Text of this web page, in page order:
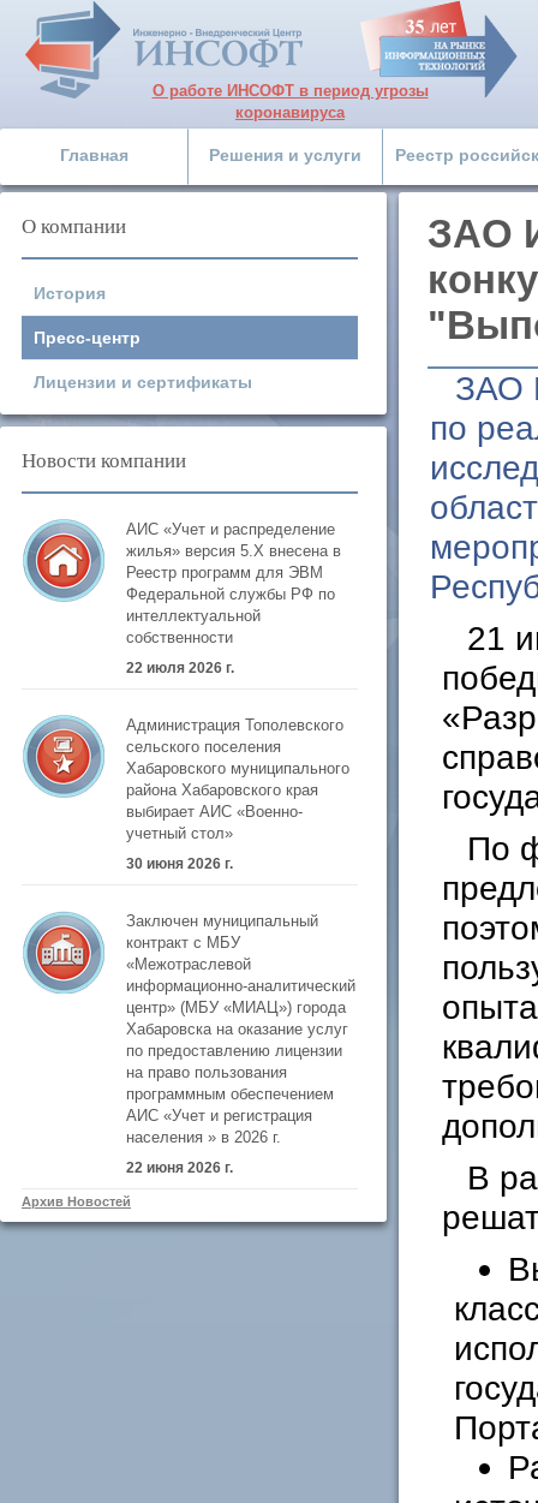
О работе ИНСОФТ в период угрозы
коронавируса
Главная Решения и услуги Реестр
О компании
История
Пресс-центр
Лицензии и сертификаты
Новости компании
АИС «Учет и распределение
жилья» версия 5.Х внесена в
Реестр программ для ЭВМ
Федеральной службы РФ по
интеллектуальной
собственности
22 июля 2026 г.
Администрация Тополевского
сельского поселения
Хабаровского муниципального
района Хабаровского края
выбирает АИС «Военно-
учетный стол»
30 июня 2026 г.
Заключен муниципальный
контракт с МБУ
«Межотраслевой
информационно-аналитический
центр» (МБУ «МИАЦ») города
Хабаровска на оказание услуг
по предоставлению лицензии
на право пользования
программным обеспечением
АИС «Учет и регистрация
населения » в 2026 г.
22 июня 2026 г.
Архив Новостей
ЗАО
ЗАО
по
21
По
В